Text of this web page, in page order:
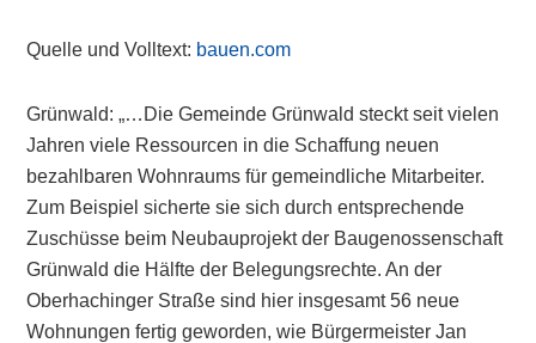
Quelle und Volltext: bauen.com
Grünwald: „…Die Gemeinde Grünwald steckt seit vielen
Jahren viele Ressourcen in die Schaffung neuen
bezahlbaren Wohnraums für gemeindliche Mitarbeiter.
Zum Beispiel sicherte sie sich durch entsprechende
Zuschüsse beim Neubauprojekt der Baugenossenschaft
Grünwald die Hälfte der Belegungsrechte. An der
Oberhachinger Straße sind hier insgesamt 56 neue
Wohnungen fertig geworden, wie Bürgermeister Jan